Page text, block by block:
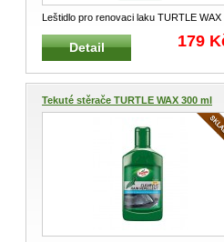
Leštidlo pro renovaci laku TURTLE WAX
500 ml Speciální leštidlo pro r
...
Detail 179
Tekuté stěrače TURTLE WAX 300 ml